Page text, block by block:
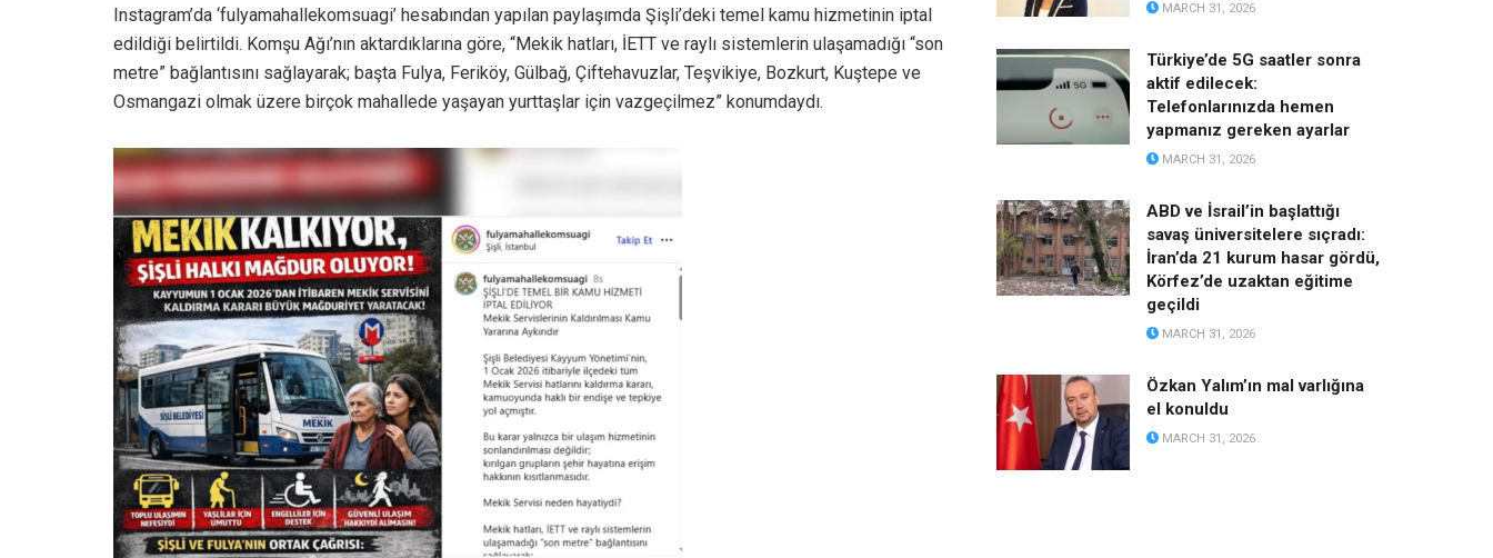
Instagram’da ‘fulyamahallekomsuagi’ hesabından yapılan paylaşımda Şişli’deki temel kamu hizmetinin iptal
edildiği belirtildi. Komşu Ağı’nın aktardıklarına göre, “Mekik hatları, İETT ve raylı sistemlerin ulaşamadığı “son
metre” bağlantısını sağlayarak; başta Fulya, Feriköy, Gülbağ, Çiftehavuzlar, Teşvikiye, Bozkurt, Kuştepe ve
Osmangazi olmak üzere birçok mahallede yaşayan yurttaşlar için vazgeçilmez” konumdaydı.
MARCH 31, 2026
Türkiye’de 5G saatler sonra
aktif edilecek:
Telefonlarınızda hemen
yapmanız gereken ayarlar
MARCH 31, 2026
ABD ve İsrail’in başlattığı
savaş üniversitelere sıçradı:
İran’da 21 kurum hasar gördü,
Körfez’de uzaktan eğitime
geçildi
MARCH 31, 2026
Özkan Yalım’ın mal varlığına
el konuldu
MARCH 31, 2026